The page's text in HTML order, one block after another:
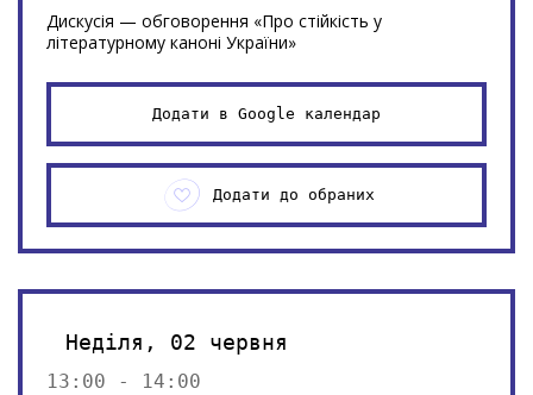
Дискусія — обговорення «Про стійкість у
літературному каноні України»
Додати в Google календар
Додати до обраних
Неділя, 02 червня
13:00 - 14:00